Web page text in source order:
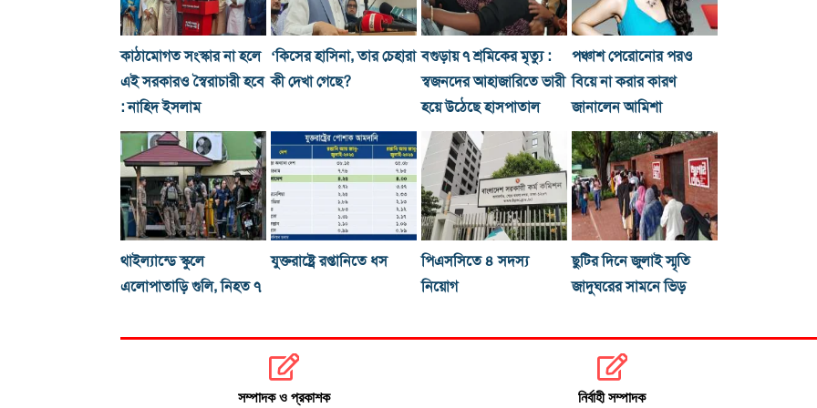
কাঠামোগত সংস্কার না হলে
এই সরকারও স্বৈরাচারী হবে
: নাহিদ ইসলাম
‘কিসের হাসিনা, তার চেহারা
কী দেখা গেছে?
বগুড়ায় ৭ শ্রমিকের মৃত্যু :
স্বজনদের আহাজারিতে ভারী
হয়ে উঠেছে হাসপাতাল
পঞ্চাশ পেরোনোর পরও
বিয়ে না করার কারণ
জানালেন আমিশা
থাইল্যান্ডে স্কুলে
এলোপাতাড়ি গুলি, নিহত ৭
যুক্তরাষ্ট্রে রপ্তানিতে ধস
পিএসসিতে ৪ সদস্য
নিয়োগ
ছুটির দিনে জুলাই স্মৃতি
জাদুঘরের সামনে ভিড়
সম্পাদক ও প্রকাশক নির্বাহী সম্পাদক